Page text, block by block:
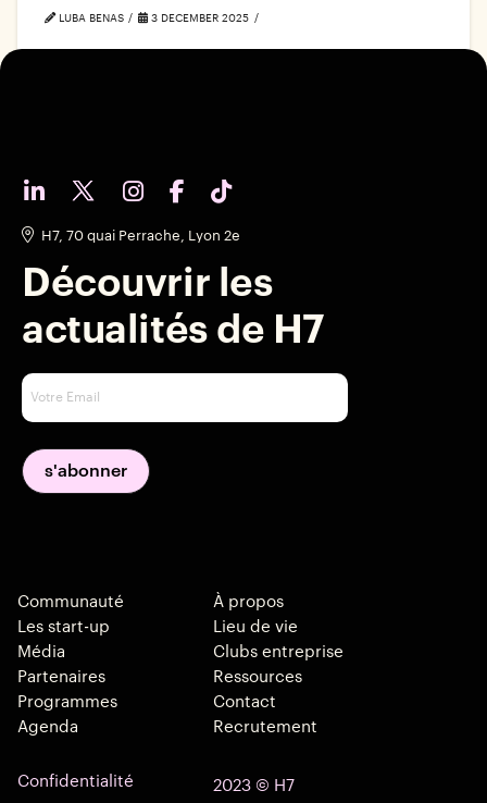
LUBA BENAS 3 DECEMBER 2025
H7, 70 quai Perrache, Lyon 2e
Découvrir les
actualités de H7
Communauté
Les start-up
Média
Partenaires
Programmes
Agenda
À propos
Lieu de vie
Clubs entreprise
Ressources
Contact
Recrutement
Confidentialité 2023 © H7